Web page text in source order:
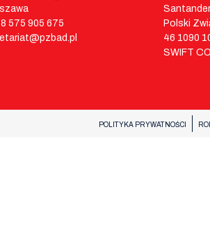
575 905 675
Polski
46 1090
SWIFT
POLITYKA PRYWATNOŚCI